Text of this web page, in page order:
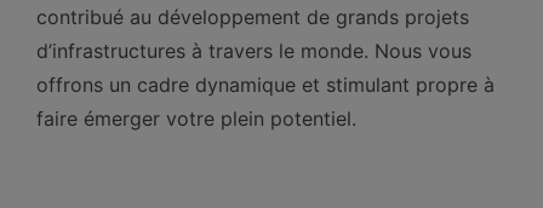
contribué au développement de grands projets
d’infrastructures à travers le monde. Nous vous
offrons un cadre dynamique et stimulant propre à
faire émerger votre plein potentiel.